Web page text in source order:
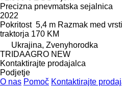
Precizna pnevmatska sejalnica
2022
Pokritost 5,4 m Razmak med
traktorja 170 KM
Ukrajina, Zvenyhorodka
TRIDAAGRO NEW
Kontaktirajte prodajalca
Podjetje
O nas Pomoč Kontaktirajte